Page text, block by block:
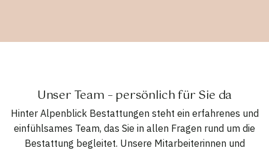
Unser Team – persönlich für Sie da
Hinter Alpenblick Bestattungen steht ein erfahrenes und
einfühlsames Team, das Sie in allen Fragen rund um die
Bestattung begleitet. Unsere Mitarbeiterinnen und